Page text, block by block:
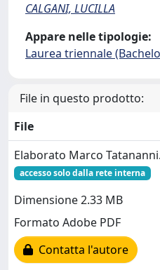
CALGANI, LUCILLA
Appare nelle tipologie:
Laurea triennale
File in questo prodotto:
File
Elaborato Marco
accesso solo dalla rete interna
Dimensione 2.33 MB
Formato Adobe PDF
Contatta l'autore